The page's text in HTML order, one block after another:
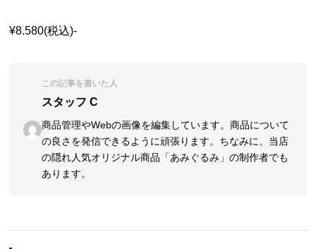
¥8.580(税込)-
この記事を書いた人
スタッフ C
商品管理やWebの画像を編集しています。商品について
の良さを発信できるように頑張ります。ちなみに、当店
の隠れ人気オリジナル商品「あみぐるみ」の制作者でも
あります。